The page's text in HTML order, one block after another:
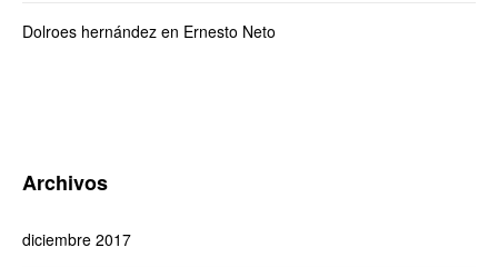
Dolroes hernández en Ernesto Neto
Archivos
diciembre 2017